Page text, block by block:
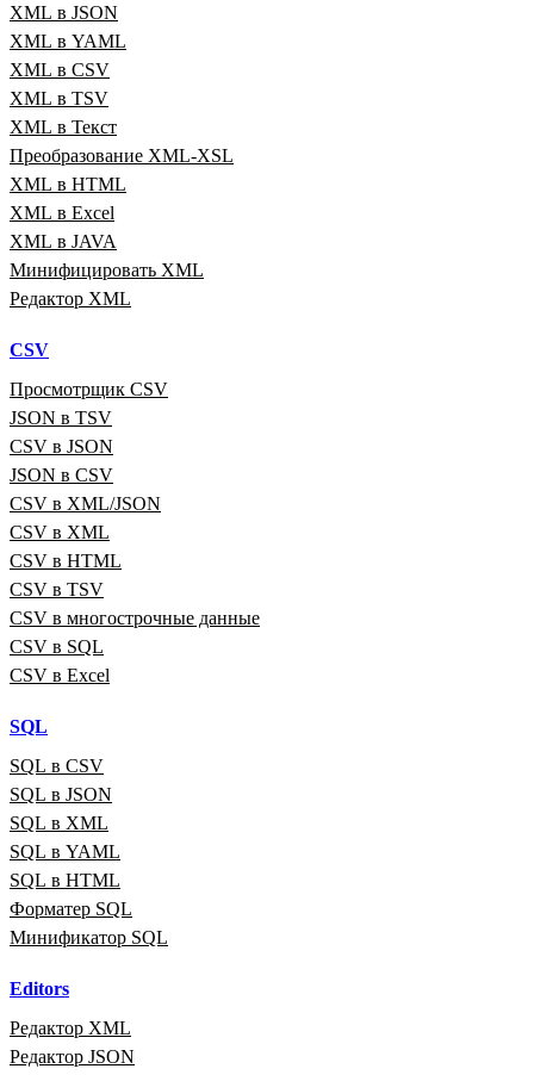
XML в JSON
XML в YAML
XML в CSV
XML в TSV
XML в Текст
Преобразование XML‑XSL
XML в HTML
XML в Excel
XML в JAVA
Минифицировать XML
Редактор XML
CSV
Просмотрщик CSV
JSON в TSV
CSV в JSON
JSON в CSV
CSV в XML/JSON
CSV в XML
CSV в HTML
CSV в TSV
CSV в многострочные данные
CSV в SQL
CSV в Excel
SQL
SQL в CSV
SQL в JSON
SQL в XML
SQL в YAML
SQL в HTML
Форматер SQL
Минификатор SQL
Editors
Редактор XML
Редактор JSON